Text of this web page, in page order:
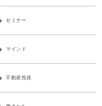
セミナー
マインド
不動産投資